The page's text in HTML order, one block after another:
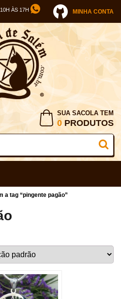
ÀS 17H MINHA CONTA
SUA SACOLA TEM
0 PRODUTOS
a tag “pingente pagão”